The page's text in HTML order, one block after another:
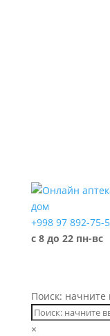
+998 97 892-75-
с 8 до 22 пн-вс
Поиск: начните
×